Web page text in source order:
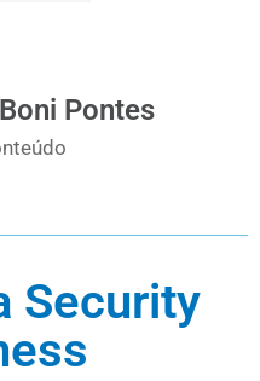
Pontes
Security